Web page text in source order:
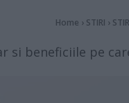
Home › STIRI ›
si beneficiile pe